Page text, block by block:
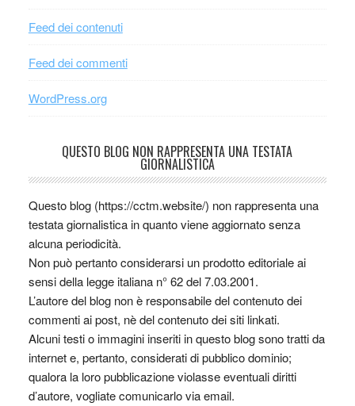
Feed dei contenuti
Feed dei commenti
WordPress.org
QUESTO BLOG NON RAPPRESENTA UNA TESTATA
GIORNALISTICA
Questo blog (https://cctm.website/) non rappresenta una
testata giornalistica in quanto viene aggiornato senza
alcuna periodicità.
Non può pertanto considerarsi un prodotto editoriale ai
sensi della legge italiana n° 62 del 7.03.2001.
L’autore del blog non è responsabile del contenuto dei
commenti ai post, nè del contenuto dei siti linkati.
Alcuni testi o immagini inseriti in questo blog sono tratti da
internet e, pertanto, considerati di pubblico dominio;
qualora la loro pubblicazione violasse eventuali diritti
d’autore, vogliate comunicarlo via email.